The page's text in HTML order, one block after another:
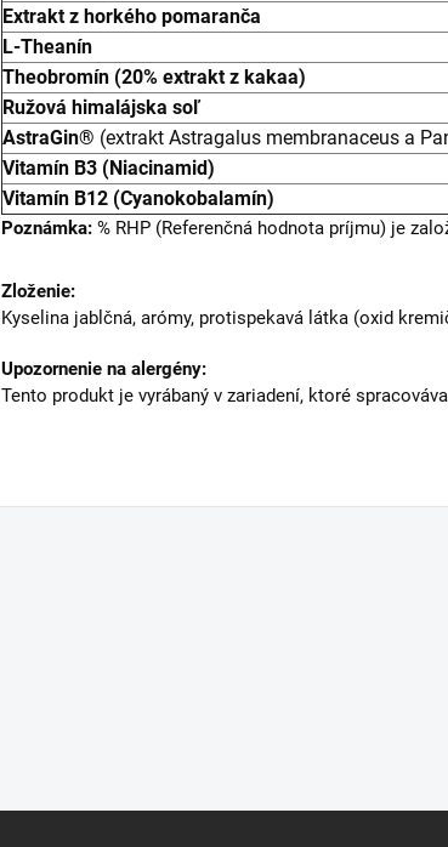
Extrakt z horkého pomaranča
L-Theanín
Theobromín (20% extrakt z kakaa)
Ružová himalájska soľ
AstraGin® (extrakt Astragalus membranaceus a
Vitamín B3 (Niacinamid)
Vitamín B12 (Cyanokobalamín)
Poznámka: % RHP (Referenčná hodnota príjmu) je
Zloženie:
Kyselina jablčná, arómy, protispekavá látka (oxid
Upozornenie na alergény:
Tento produkt je vyrábaný v zariadení, ktoré spracováva